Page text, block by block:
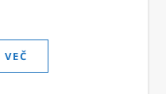
VEČ